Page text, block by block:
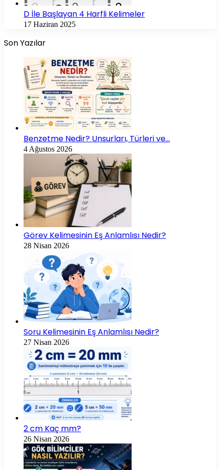
D İle Başlayan 4 Harfli Kelimeler
17 Haziran 2025
Son Yazılar
Benzetme Nedir? Unsurları, Türleri ve…
4 Ağustos 2026
Görev Kelimesinin Eş Anlamlısı Nedir?
28 Nisan 2026
Soru Kelimesinin Eş Anlamlısı Nedir?
27 Nisan 2026
2 cm Kaç mm?
26 Nisan 2026